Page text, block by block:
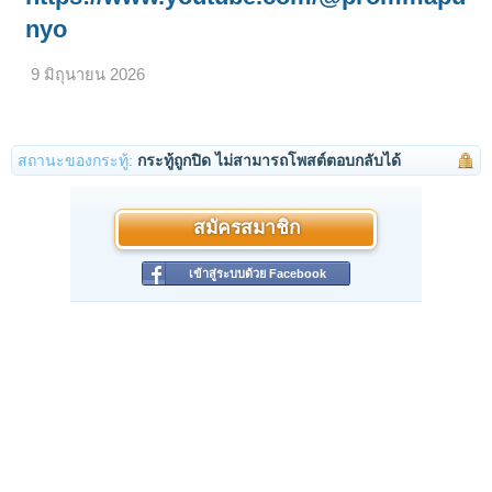
nyo
9 มิถุนายน 2026
สถานะของกระทู้: กระทู้ถูกปิด ไม่สามารถโพสต์ตอบกลับได้
สมัครสมาชิก
เข้าสู่ระบบด้วย Facebook